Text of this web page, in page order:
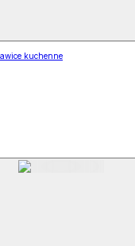
kuchenne